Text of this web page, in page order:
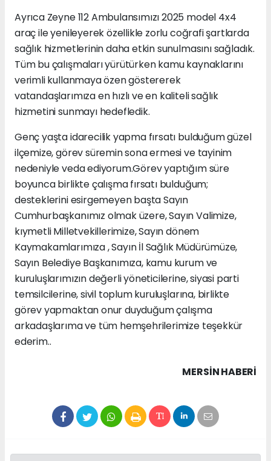
Ayrıca Zeyne 112 Ambulansımızı 2025 model 4x4
araç ile yenileyerek özellikle zorlu coğrafi şartlarda
sağlık hizmetlerinin daha etkin sunulmasını sağladık.
Tüm bu çalışmaları yürütürken kamu kaynaklarını
verimli kullanmaya özen göstererek
vatandaşlarımıza en hızlı ve en kaliteli sağlık
hizmetini sunmayı hedefledik.
Genç yaşta idarecilik yapma fırsatı bulduğum güzel
ilçemize, görev süremin sona ermesi ve tayinim
nedeniyle veda ediyorum.Görev yaptığım süre
boyunca birlikte çalışma fırsatı bulduğum;
desteklerini esirgemeyen başta Sayın
Cumhurbaşkanımız olmak üzere, Sayın Valimize,
kıymetli Milletvekillerimize, Sayın dönem
Kaymakamlarımıza , Sayın İl Sağlık Müdürümüze,
Sayın Belediye Başkanımıza, kamu kurum ve
kuruluşlarımızın değerli yöneticilerine, siyasi parti
temsilcilerine, sivil toplum kuruluşlarına, birlikte
görev yapmaktan onur duyduğum çalışma
arkadaşlarıma ve tüm hemşehrilerimize teşekkür
ederim..
MERSIN HABERİ